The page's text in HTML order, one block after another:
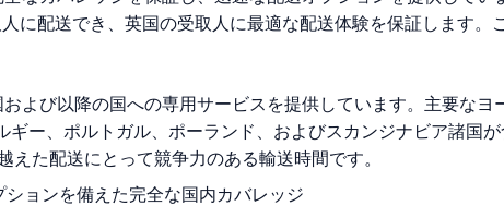
に配送でき、英国の受取人に最適な配送体験を保証します。
よび以降の国への専用サービスを提供しています。主要なヨ
ー、ポルトガル、ポーランド、およびスカンジナビア諸国
た配送にとって競争力のある輸送時間です。
ョンを備えた完全な国内カバレッジ